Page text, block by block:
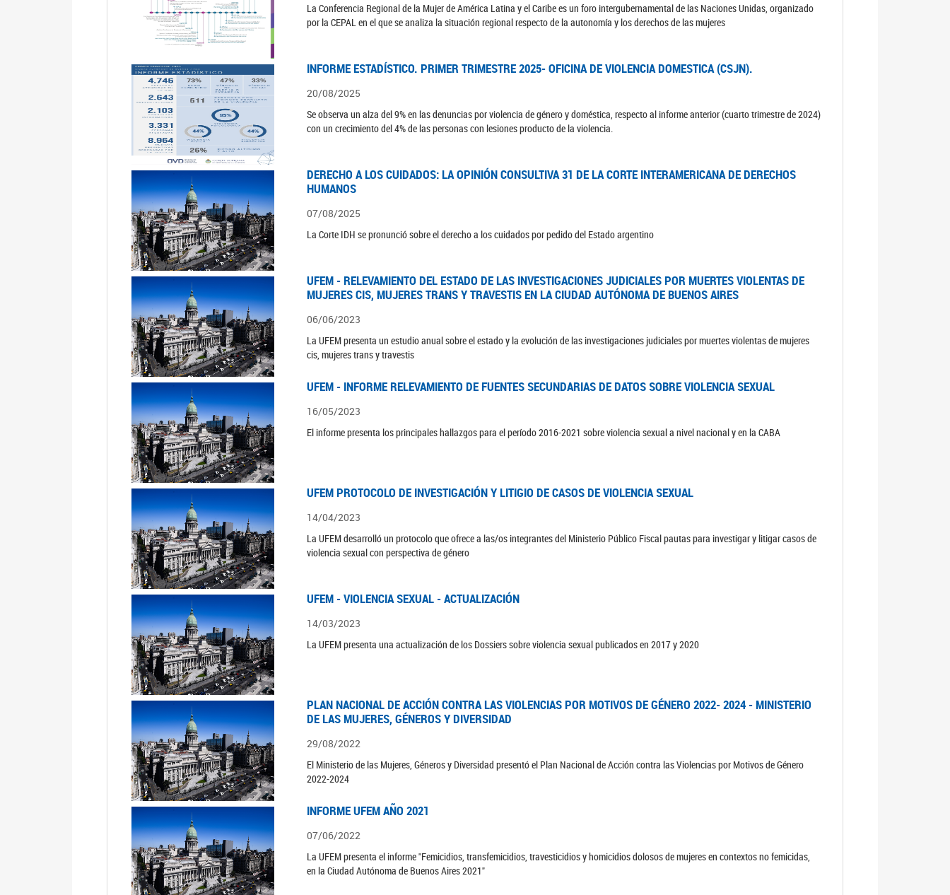
La Conferencia Regional de la Mujer de América Latina y el Caribe es un foro intergubernamental de las Naciones Unidas, organizado
por la CEPAL en el que se analiza la situación regional respecto de la autonomía y los derechos de las mujeres
INFORME ESTADÍSTICO. PRIMER TRIMESTRE 2025- OFICINA DE VIOLENCIA DOMESTICA (CSJN).
20/08/2025
Se observa un alza del 9% en las denuncias por violencia de género y doméstica, respecto al informe anterior (cuarto trimestre de 2024)
con un crecimiento del 4% de las personas con lesiones producto de la violencia.
DERECHO A LOS CUIDADOS: LA OPINIÓN CONSULTIVA 31 DE LA CORTE INTERAMERICANA DE DERECHOS
HUMANOS
07/08/2025
La Corte IDH se pronunció sobre el derecho a los cuidados por pedido del Estado argentino
UFEM - RELEVAMIENTO DEL ESTADO DE LAS INVESTIGACIONES JUDICIALES POR MUERTES VIOLENTAS DE
MUJERES CIS, MUJERES TRANS Y TRAVESTIS EN LA CIUDAD AUTÓNOMA DE BUENOS AIRES
06/06/2023
La UFEM presenta un estudio anual sobre el estado y la evolución de las investigaciones judiciales por muertes violentas de mujeres
cis, mujeres trans y travestis
UFEM - INFORME RELEVAMIENTO DE FUENTES SECUNDARIAS DE DATOS SOBRE VIOLENCIA SEXUAL
16/05/2023
El informe presenta los principales hallazgos para el período 2016-2021 sobre violencia sexual a nivel nacional y en la CABA
UFEM PROTOCOLO DE INVESTIGACIÓN Y LITIGIO DE CASOS DE VIOLENCIA SEXUAL
14/04/2023
La UFEM desarrolló un protocolo que ofrece a las/os integrantes del Ministerio Público Fiscal pautas para investigar y litigar casos de
violencia sexual con perspectiva de género
UFEM - VIOLENCIA SEXUAL - ACTUALIZACIÓN
14/03/2023
La UFEM presenta una actualización de los Dossiers sobre violencia sexual publicados en 2017 y 2020
PLAN NACIONAL DE ACCIÓN CONTRA LAS VIOLENCIAS POR MOTIVOS DE GÉNERO 2022- 2024 - MINISTERIO
DE LAS MUJERES, GÉNEROS Y DIVERSIDAD
29/08/2022
El Ministerio de las Mujeres, Géneros y Diversidad presentó el Plan Nacional de Acción contra las Violencias por Motivos de Género
2022-2024
INFORME UFEM AÑO 2021
07/06/2022
La UFEM presenta el informe "Femicidios, transfemicidios, travesticidios y homicidios dolosos de mujeres en contextos no femicidas,
en la Ciudad Autónoma de Buenos Aires 2021"